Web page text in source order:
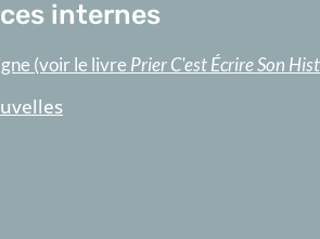
internes
(voir le livre Prier C'est Écrire Son